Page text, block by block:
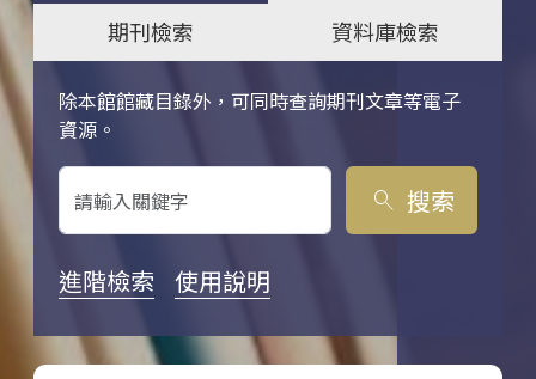
期刊檢索
資料庫檢索
除本館館藏目錄外，可同時查詢期刊文章等電子
資源。
關鍵字搜尋
search 搜索
進階檢索 使用說明